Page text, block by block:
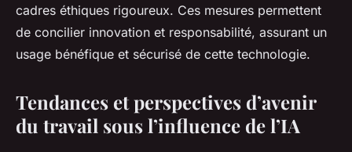
cadres éthiques rigoureux. Ces mesures permettent
de concilier innovation et responsabilité, assurant un
usage bénéfique et sécurisé de cette technologie.
Tendances et perspectives d’avenir
du travail sous l’influence de l’IA